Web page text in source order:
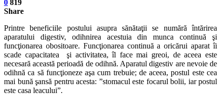
0 819
Share
Printre beneficiile postului asupra sănătaţii se numără întărirea
aparatului digestiv, odihnirea acestuia din munca continuă şi
funcţionarea obositoare. Funcţionarea continuă a oricărui aparat îi
scade capacitatea şi activitatea, îl face mai greoi, de aceea este
necesară această perioadă de odihnă. Aparatul digestiv are nevoie de
odihnă ca să funcţioneze aşa cum trebuie; de aceea, postul este cea
mai bună şansă pentru acesta: ”stomacul este focarul bolii, iar postul
este casa leacului”.